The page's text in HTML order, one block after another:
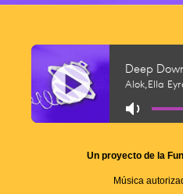
Un proyecto de la
Música